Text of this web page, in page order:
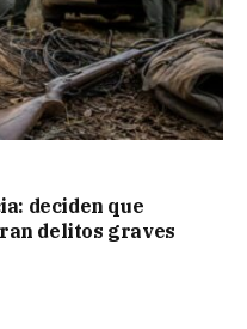
deciden que
delitos graves